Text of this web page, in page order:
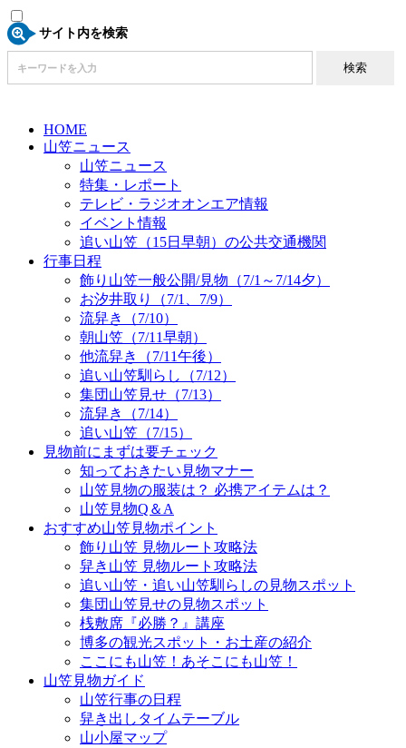
サイト内を検索
HOME
山笠ニュース
山笠ニュース
特集・レポート
テレビ・ラジオオンエア情報
イベント情報
追い山笠（15日早朝）の公共交通機関
行事日程
飾り山笠一般公開/見物（7/1～7/14夕）
お汐井取り（7/1、7/9）
流舁き（7/10）
朝山笠（7/11早朝）
他流舁き（7/11午後）
追い山笠馴らし（7/12）
集団山笠見せ（7/13）
流舁き（7/14）
追い山笠（7/15）
見物前にまずは要チェック
知っておきたい見物マナー
山笠見物の服装は？ 必携アイテムは？
山笠見物Q＆A
おすすめ山笠見物ポイント
飾り山笠 見物ルート攻略法
舁き山笠 見物ルート攻略法
追い山笠・追い山笠馴らしの見物スポット
集団山笠見せの見物スポット
桟敷席『必勝？』講座
博多の観光スポット・お土産の紹介
ここにも山笠！あそこにも山笠！
山笠見物ガイド
山笠行事の日程
舁き出しタイムテーブル
山小屋マップ